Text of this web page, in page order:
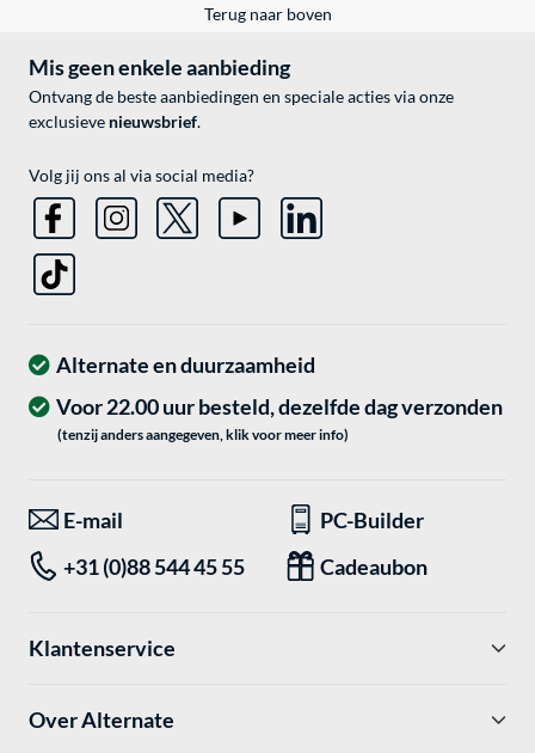
Terug naar boven
Mis geen enkele aanbieding
Ontvang de beste aanbiedingen en speciale acties via onze
exclusieve nieuwsbrief.
Volg jij ons al via social media?
Alternate en duurzaamheid
Voor 22.00 uur besteld, dezelfde dag verzonden
(tenzij anders aangegeven, klik voor meer info)
E-mail
PC-Builder
+31 (0)88 544 45 55
Cadeaubon
Klantenservice
Over Alternate